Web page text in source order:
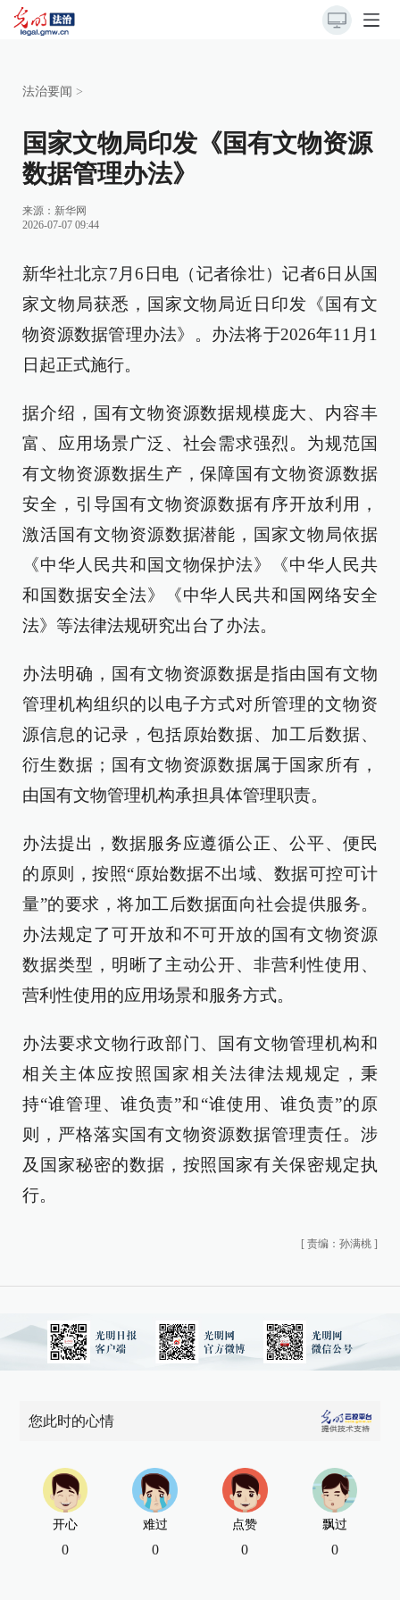
法治要闻 >
国家文物局印发《国有文物资源
数据管理办法》
来源： 新华网
2026-07-07 09:44
新华社北京7月6日电（记者徐壮）记者6日从国
家文物局获悉，国家文物局近日印发《国有文
物资源数据管理办法》。办法将于2026年11月1
日起正式施行。
据介绍，国有文物资源数据规模庞大、内容丰
富、应用场景广泛、社会需求强烈。为规范国
有文物资源数据生产，保障国有文物资源数据
安全，引导国有文物资源数据有序开放利用，
激活国有文物资源数据潜能，国家文物局依据
《中华人民共和国文物保护法》《中华人民共
和国数据安全法》《中华人民共和国网络安全
法》等法律法规研究出台了办法。
办法明确，国有文物资源数据是指由国有文物
管理机构组织的以电子方式对所管理的文物资
源信息的记录，包括原始数据、加工后数据、
衍生数据；国有文物资源数据属于国家所有，
由国有文物管理机构承担具体管理职责。
办法提出，数据服务应遵循公正、公平、便民
的原则，按照“原始数据不出域、数据可控可计
量”的要求，将加工后数据面向社会提供服务。
办法规定了可开放和不可开放的国有文物资源
数据类型，明晰了主动公开、非营利性使用、
营利性使用的应用场景和服务方式。
办法要求文物行政部门、国有文物管理机构和
相关主体应按照国家相关法律法规规定，秉
持“谁管理、谁负责”和“谁使用、谁负责”的原
则，严格落实国有文物资源数据管理责任。涉
及国家秘密的数据，按照国家有关保密规定执
行。
[ 责编：孙满桃 ]
您此时的心情
开心
0
难过
0
点赞
0
飘过
0